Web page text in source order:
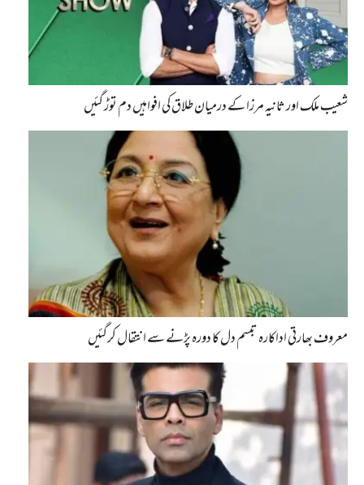
شعیب ملک اور ثانیہ مرزا کے درمیان طلاق کی افواہیں دم توڑ گئیں
معروف بھارتی اداکارہ تبسم دل کا دورہ پڑنے سے انتقال کرگئیں